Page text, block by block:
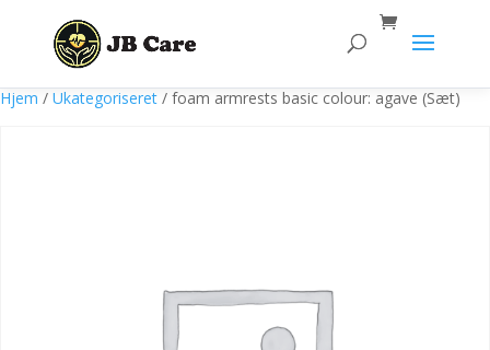
Products
search
Hjem / Ukategoriseret / foam armrests basic colour: agave (Sæt)